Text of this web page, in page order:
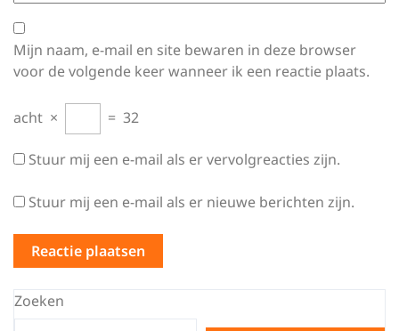
Mijn naam, e-mail en site bewaren in deze browser
voor de volgende keer wanneer ik een reactie plaats.
acht × = 32
Stuur mij een e-mail als er vervolgreacties zijn.
Stuur mij een e-mail als er nieuwe berichten zijn.
Zoeken